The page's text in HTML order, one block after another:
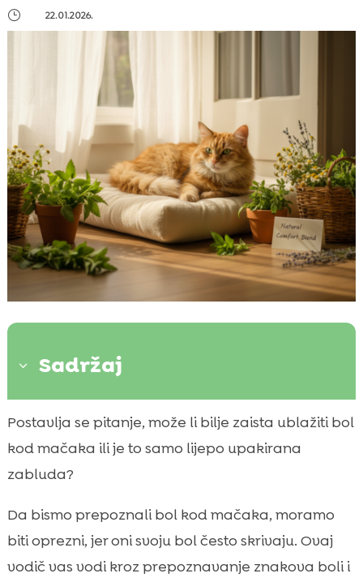
}
22.01.2026.
3 Sadržaj
 Zašto mačke skrivaju bol i kako je možemo
prepoznati

Najčešći uzroci boli kod mačaka u kućnim
 Kada prvo idemo veterinaru prije biljnog
pristupa
 Sigurnost prije svega: bilje koje je opasno ili
Postavlja se pitanje, može li bilje zaista ublažiti bol
kod mačaka ili je to samo lijepo upakirana
zabluda?
Da bismo prepoznali bol kod mačaka, moramo
biti oprezni, jer oni svoju bol često skrivaju. Ovaj
vodič vas vodi kroz prepoznavanje znakova boli i